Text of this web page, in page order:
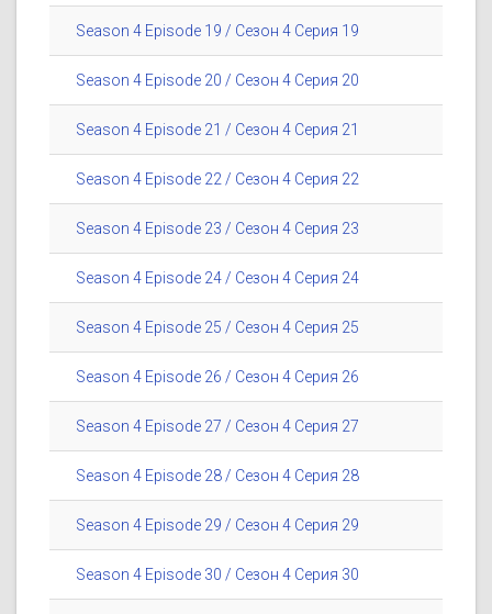
Season 4 Episode 19 / Сезон 4 Серия 19
Season 4 Episode 20 / Сезон 4 Серия 20
Season 4 Episode 21 / Сезон 4 Серия 21
Season 4 Episode 22 / Сезон 4 Серия 22
Season 4 Episode 23 / Сезон 4 Серия 23
Season 4 Episode 24 / Сезон 4 Серия 24
Season 4 Episode 25 / Сезон 4 Серия 25
Season 4 Episode 26 / Сезон 4 Серия 26
Season 4 Episode 27 / Сезон 4 Серия 27
Season 4 Episode 28 / Сезон 4 Серия 28
Season 4 Episode 29 / Сезон 4 Серия 29
Season 4 Episode 30 / Сезон 4 Серия 30